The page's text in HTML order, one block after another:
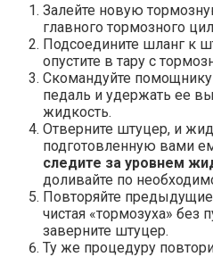
Залейте новую
главного тормозного
Подсоедините шланг к
опустите в тару с
Скомандуйте
педаль и удержать ее
жидкость.
Отверните штуцер, и
подготовленную вами
следите за уровнем
доливайте по
Повторяйте
чистая «тормозуха» без
заверните штуцер.
Ту же процедуру